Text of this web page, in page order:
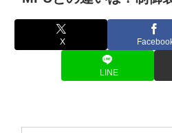
X
LINE